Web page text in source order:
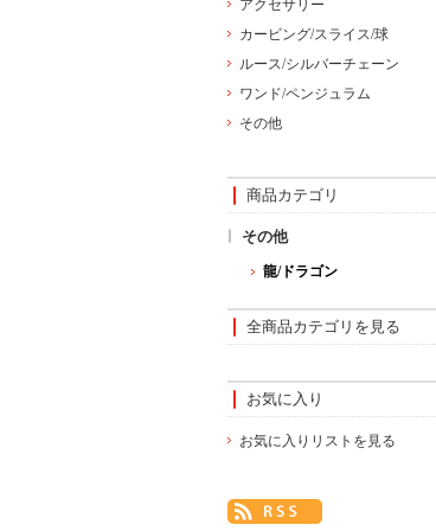
アクセサリー
カービング/スライス/球
ルース/シルバーチェーン
ワンド/ペンジュラム
その他
商品カテゴリ
その他
龍/ドラゴン
全商品カテゴリを見る
お気に入り
お気に入りリストを見る